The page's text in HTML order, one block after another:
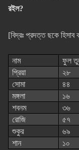
রইল?
[বিদ্রঃ প্রদত্ত ছকে
নাম ফুল
প্রিয়া
২৮
সোমা
৪৪
মঙ্গলা
১৬
শবনম
৩৬
রোজি
৫৭
শুকুর
৬৯
শান
১০